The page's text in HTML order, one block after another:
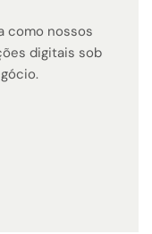
como nossos
digitais sob